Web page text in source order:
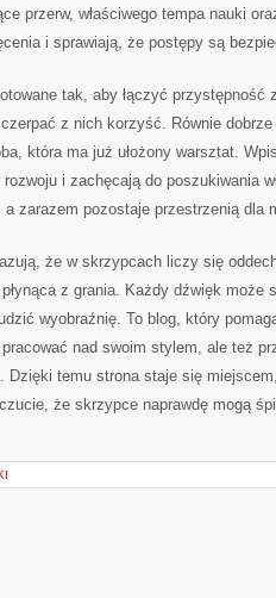
przerw, właściwego tempa nauki
i sprawiają, że postępy są
tak, aby łączyć przystępność
z nich korzyść. Równie
która ma już ułożony warsztat.
i zachęcają do poszukiwania
a zarazem pozostaje przestrzenią dla
że w skrzypcach liczy się
z grania. Każdy dźwięk może
wyobraźnię. To blog, który
nad swoim stylem, ale też
Dzięki temu strona staje się
że skrzypce naprawdę mogą